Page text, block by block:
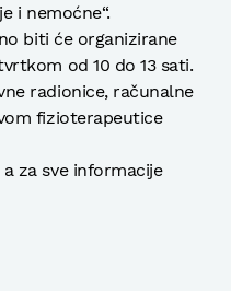
i nemoćne“.
biti će organizirane
od 10 do 13 sati.
radionice, računalne
fizioterapeutice
za sve informacije